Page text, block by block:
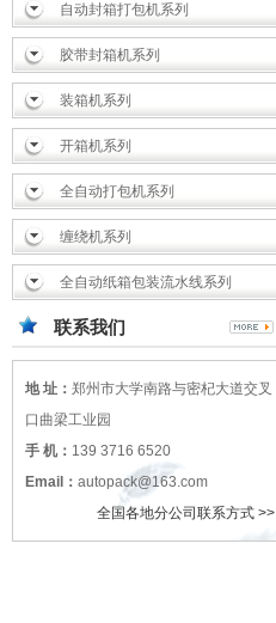
自动封箱打包机系列
胶带封箱机系列
装箱机系列
开箱机系列
全自动打包机系列
缠绕机系列
全自动纸箱包装流水线系列
联系我们
地 址： 郑州市大学南路与密杞大道交叉
口曲梁工业园
手 机： 139 3716 6520
Email： autopack@163.com
全国各地分公司联系方式 >>